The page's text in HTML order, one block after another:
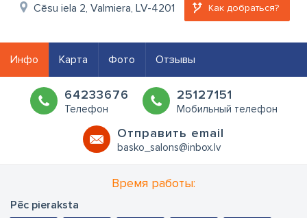
Cēsu iela 2, Valmiera, LV-4201 Как добраться?
Инфо Карта Фото Отзывы
64233676
Телефон
25127151
Мобильный телефон
Oтправить email
basko_salons@inbox.lv
Время работы:
Pēc pieraksta